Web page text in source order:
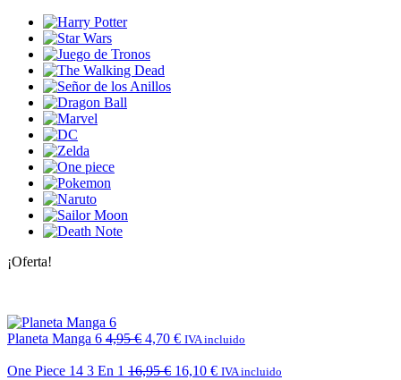
¡Oferta!
Planeta Manga 6 4,95€ 4,70 € IVA incluido
One Piece 14 3 En 1 16,95€ 16,10 € IVA incluido